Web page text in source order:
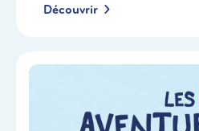
Découvrir